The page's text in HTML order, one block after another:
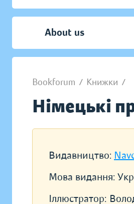
About us
Bookforum / Книжки /
Німецькі
Видавництво:
Мова видання:
Іллюстратор: